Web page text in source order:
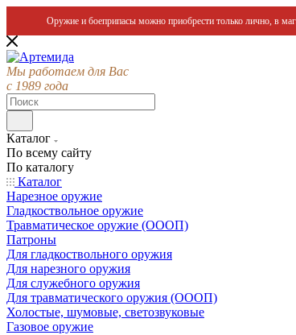
Оружие и боеприпасы можно приобрести только лично, в
Мы работаем для Вас
с 1989 года
Каталог
По всему сайту
По каталогу
Каталог
Нарезное оружие
Гладкоствольное оружие
Травматическое оружие (ОООП)
Патроны
Для гладкоствольного оружия
Для нарезного оружия
Для служебного оружия
Для травматического оружия (ОООП)
Холостые, шумовые, светозвуковые
Газовое оружие